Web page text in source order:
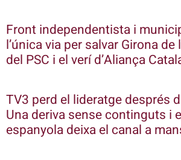
Front independentista i
l’única via per salvar Girona de
del PSC i el verí d’Aliança
TV3 perd el lideratge després
Una deriva sense continguts i
espanyola deixa el canal a